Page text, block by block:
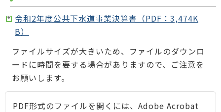
令和2年度公共下水道事業決算書（PDF：3,474K
B）
ファイルサイズが大きいため、ファイルのダウンロ
ードに時間を要する場合がありますので、ご注意を
お願いします。
PDF形式のファイルを開くには、Adobe Acrobat